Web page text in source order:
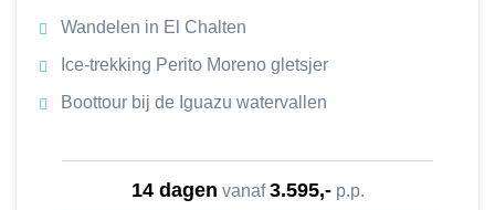
Wandelen in El Chalten
Ice-trekking Perito Moreno gletsjer
Boottour bij de Iguazu watervallen
14 dagen vanaf3.595,-p.p.